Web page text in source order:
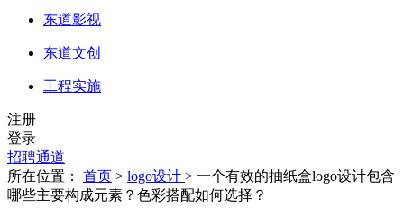
东道影视
东道文创
工程实施
注册
登录
招聘通道
所在位置： 首页 > logo设计 > 一个有效的抽纸盒logo设计包含
哪些主要构成元素？色彩搭配如何选择？